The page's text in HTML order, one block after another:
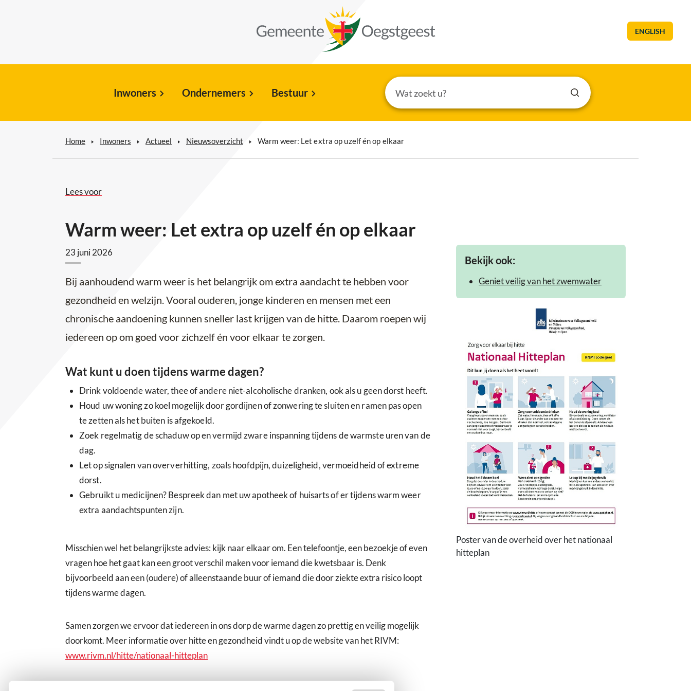
ENGLISH
Inwoners Ondernemers Bestuur
Home Inwoners Actueel Nieuwsoverzicht Warm weer: Let extra op uzelf én op elkaar
Lees voor
Warm weer: Let extra op uzelf én op elkaar
23 juni 2026
Bij aanhoudend warm weer is het belangrijk om extra aandacht te hebben voor
gezondheid en welzijn. Vooral ouderen, jonge kinderen en mensen met een
chronische aandoening kunnen sneller last krijgen van de hitte. Daarom roepen wij
iedereen op om goed voor zichzelf én voor elkaar te zorgen.
Wat kunt u doen tijdens warme dagen?
Drink voldoende water, thee of andere niet-alcoholische dranken, ook als u geen dorst heeft.
Houd uw woning zo koel mogelijk door gordijnen of zonwering te sluiten en ramen pas open
te zetten als het buiten is afgekoeld.
Zoek regelmatig de schaduw op en vermijd zware inspanning tijdens de warmste uren van de
dag.
Let op signalen van oververhitting, zoals hoofdpijn, duizeligheid, vermoeidheid of extreme
dorst.
Gebruikt u medicijnen? Bespreek dan met uw apotheek of huisarts of er tijdens warm weer
extra aandachtspunten zijn.
Misschien wel het belangrijkste advies: kijk naar elkaar om. Een telefoontje, een bezoekje of even
vragen hoe het gaat kan een groot verschil maken voor iemand die kwetsbaar is. Denk
bijvoorbeeld aan een (oudere) of alleenstaande buur of iemand die door ziekte extra risico loopt
tijdens warme dagen.
Samen zorgen we ervoor dat iedereen in ons dorp de warme dagen zo prettig en veilig mogelijk
doorkomt. Meer informatie over hitte en gezondheid vindt u op de website van het RIVM:
www.rivm.nl/hitte/nationaal-hitteplan
Bekijk ook:
Geniet veilig van het zwemwater
Poster van de overheid over het nationaal
hitteplan